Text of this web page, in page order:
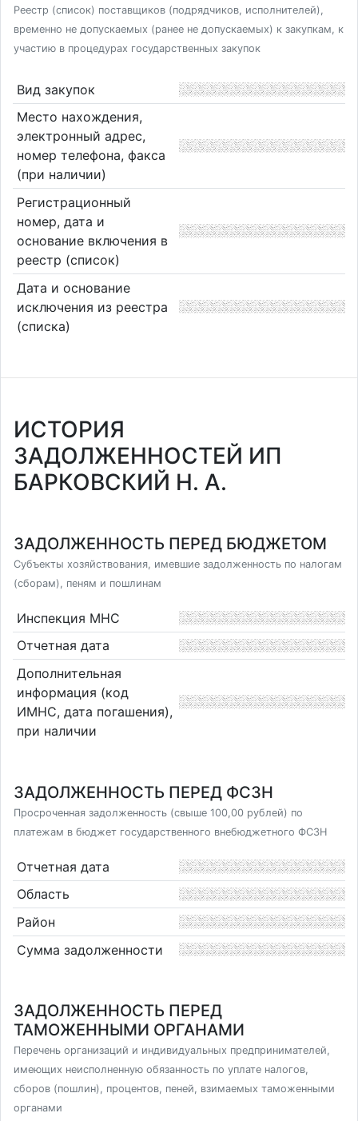
Реестр (список) поставщиков (подрядчиков, исполнителей),
временно не допускаемых (ранее не допускаемых) к закупкам, к
участию в процедурах государственных закупок
Вид закупок
Место нахождения,
электронный адрес,
номер телефона, факса
(при наличии)
Регистрационный
номер, дата и
основание включения в
реестр (список)
Дата и основание
исключения из реестра
(списка)
ИСТОРИЯ
ЗАДОЛЖЕННОСТЕЙ ИП
БАРКОВСКИЙ Н. А.
ЗАДОЛЖЕННОСТЬ ПЕРЕД БЮДЖЕТОМ
Субъекты хозяйствования, имевшие задолженность по налогам
(сборам), пеням и пошлинам
Инспекция МНС
Отчетная дата
Дополнительная
информация (код
ИМНС, дата погашения),
при наличии
ЗАДОЛЖЕННОСТЬ ПЕРЕД ФСЗН
Просроченная задолженность (свыше 100,00 рублей) по
платежам в бюджет государственного внебюджетного ФСЗН
Отчетная дата
Область
Район
Сумма задолженности
ЗАДОЛЖЕННОСТЬ ПЕРЕД
ТАМОЖЕННЫМИ ОРГАНАМИ
Перечень организаций и индивидуальных предпринимателей,
имеющих неисполненную обязанность по уплате налогов,
сборов (пошлин), процентов, пеней, взимаемых таможенными
органами